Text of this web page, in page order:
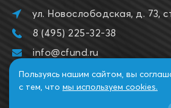
ул. Новослободская, д. 73,
8 (495) 225-32-38
info@cfund.ru
Пользуясь нашим сайтом, вы
с тем, что мы используем cookies.